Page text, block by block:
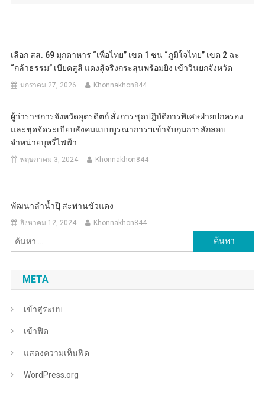
เลือก สส. 69 มุกดาหาร “เพื่อไทย” เขต 1 ชน “ภูมิใจไทย” เขต 2 ฉะ
“กล้าธรรม” เบียดสูสี แดงสู้จริงกระสุนพร้อมยิง เข้าวินยกจังหวัด
มกราคม 27, 2026 Khonnakhon844
ผู้ว่าราชการจังหวัดอุตรดิตถ์ สั่งการชุดปฎิบัติการพิเศษฝ่ายปกครอง
และชุดจัดระเบียบสังคมแบบบูรณาการฯเข้าจับกุมการลักลอบ
จำหน่ายบุหรี่ไฟฟ้า
พฤษภาคม 3, 2024 Khonnakhon844
พัฒนาลำน้ำปุ๊ สะพานขัวแดง
สิงหาคม 12, 2024 Khonnakhon844
สำหรับ:
META
เข้าสู่ระบบ
เข้าฟีด
แสดงความเห็นฟีด
WordPress.org